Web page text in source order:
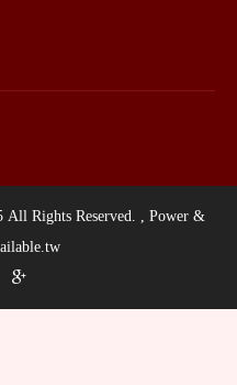
Rights Reserved. , Power &
